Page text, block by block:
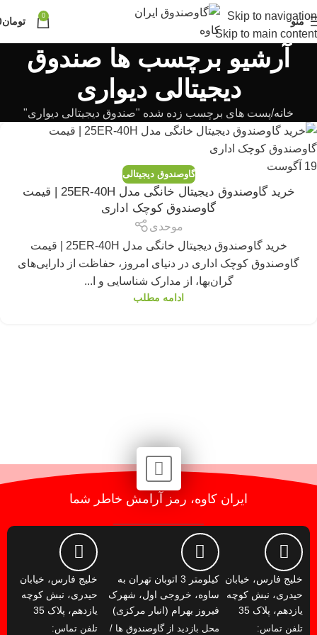
Skip to navigation
Skip to main content
منو 0 تومان
آرشیو برچسب ها صندوق
دیجیتالی دیواری
خانه پست های برچسب زده شده "صندوق دیجیتالی دیواری"
19 آگوست
گاوصندوق دیجیتالی
خرید گاوصندوق دیجیتال خانگی مدل 25ER-40H | قیمت
گاوصندوق کوچک اداری
موحدی
خرید گاوصندوق دیجیتال خانگی مدل 25ER-40H | قیمت
گاوصندوق کوچک اداری در دنیای امروز، حفاظت از دارایی‌های
گران‌بها، از مدارک شناسایی و ا...
ادامه مطلب
ایران کاوه، رمز آرامش خاطر شما
خلیج فارس، خیابان
حیدری، نبش کوچه
یازدهم، پلاک 35
تلفن تماس:
کیلومتر 3 اتوبان تهران به
ساوه، خروجی اول، شهرک
فیروز بهرام (انبار مرکزی)
محل بازدید از گاوصندوق ها /
خلیج فارس، خیابان
حیدری، نبش کوچه
یازدهم، پلاک 35
تلفن تماس: